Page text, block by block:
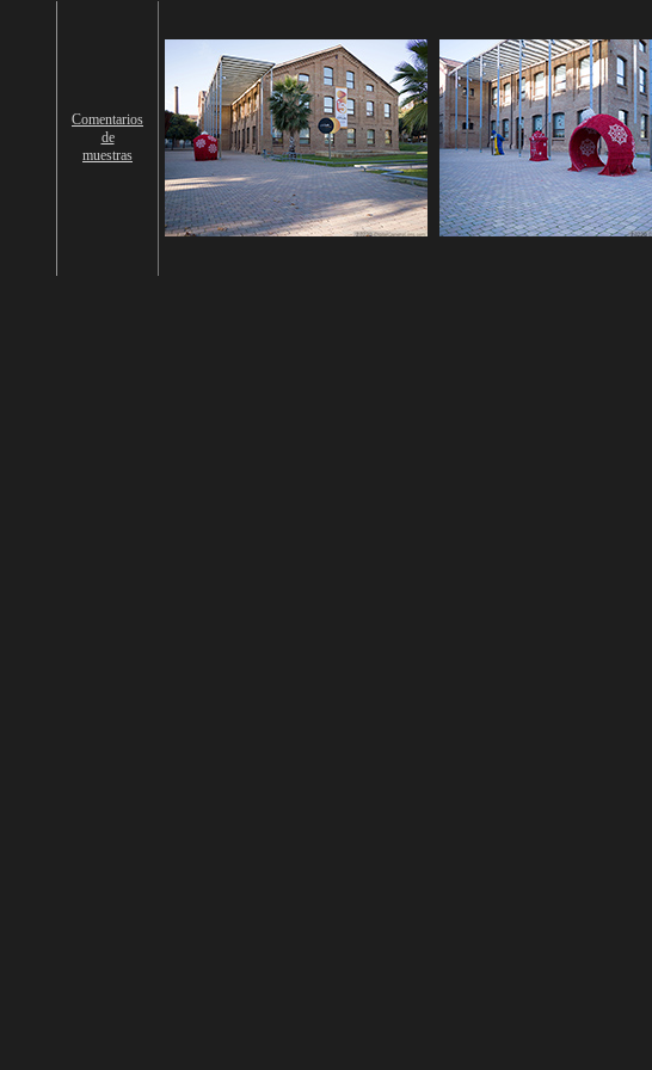
Comentarios
de
muestras